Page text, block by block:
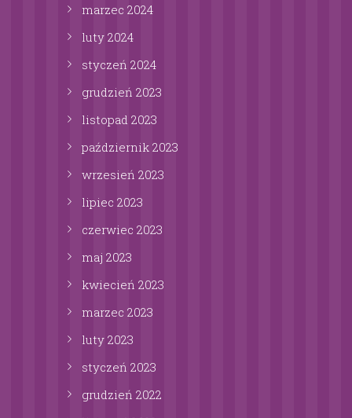
marzec 2024
luty 2024
styczeń 2024
grudzień 2023
listopad 2023
październik 2023
wrzesień 2023
lipiec 2023
czerwiec 2023
maj 2023
kwiecień 2023
marzec 2023
luty 2023
styczeń 2023
grudzień 2022